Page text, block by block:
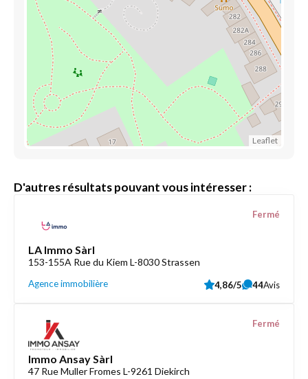
Leaflet
D'autres résultats pouvant vous intéresser :
LA Immo Sàrl
153-155A Rue du Kiem L-8030 Strassen
Agence immobilière
Fermé
4,86/5 44Avis
Immo Ansay Sàrl
47 Rue Muller Fromes L-9261 Diekirch
Fermé